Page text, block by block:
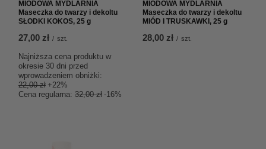
MIODOWA MYDLARNIA
Maseczka do twarzy i dekoltu
SŁODKI KOKOS, 25 g
27,00 zł / szt.
Najniższa cena produktu w
okresie 30 dni przed
wprowadzeniem obniżki:
22,00 zł +22%
Cena regularna: 32,00 zł -16%
MIODOWA MYDLARNIA
Maseczka do twarzy i dekoltu
MIÓD I TRUSKAWKI, 25 g
28,00 zł / szt.